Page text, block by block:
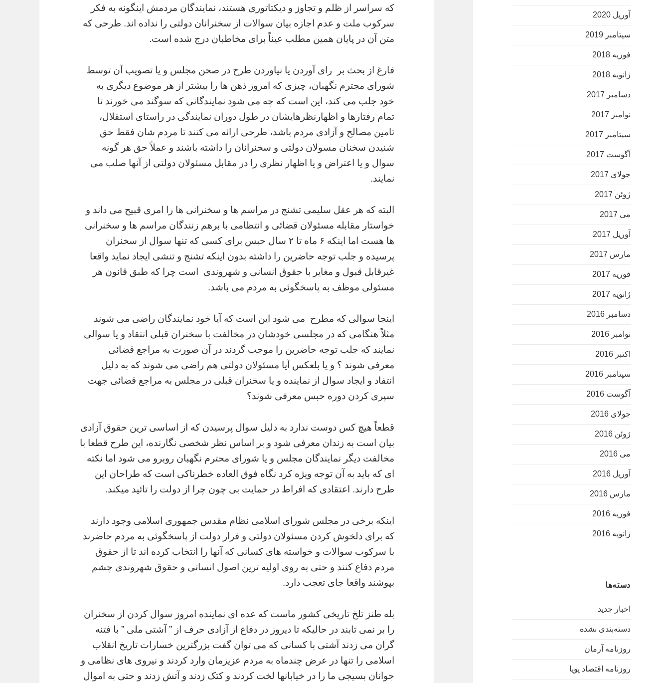
آوریل 2020
سپتامبر 2019
فوریه 2018
ژانویه 2018
دسامبر 2017
نوامبر 2017
سپتامبر 2017
آگوست 2017
جولای 2017
ژوئن 2017
می 2017
آوریل 2017
مارس 2017
فوریه 2017
ژانویه 2017
دسامبر 2016
نوامبر 2016
اکتبر 2016
سپتامبر 2016
آگوست 2016
جولای 2016
ژوئن 2016
می 2016
آوریل 2016
مارس 2016
فوریه 2016
ژانویه 2016
دسته‌ها
اخبار جدید
دسته‌بندی نشده
روزنامه آرمان
روزنامه اقتصاد پویا
که سراسر از ظلم و تجاوز و دیکتاتوری هستند، نمایندگان مردمش اینگونه به فکر
سرکوب ملت و عدم اجازه بیان سوالات از سخنرانان دولتی را نداده اند. طرحی که
متن آن در پایان همین مطلب عیناً برای مخاطبان درج شده است.
فارغ از بحث بر رای آوردن یا نیاوردن طرح در صحن مجلس و یا تصویب آن توسط
شورای مجترم نگهبان، چیزی که امروز ذهن ها را بیشتر از هر موضوع دیگری به
خود جلب می کند، این است که چه می شود نمایندگانی که سوگند می خورند تا
تمام رفتارها و اظهارنظرهایشان در طول دوران نمایندگی در راستای استقلال،
تامین مصالح و آزادی مردم باشد، طرحی ارائه می کنند تا مردم شان فقط حق
شنیدن سخنان مسولان دولتی و سخنرانان را داشته باشند و عملاً حق هر گونه
سوال و یا اعتراض و یا اظهار نظری را در مقابل مسئولان دولتی از آنها صلب می
نمایند.
البته که هر عقل سلیمی تشنج در مراسم ها و سخنرانی ها را امری قبیح می داند و
خواستار مقابله مسئولان قضائی و انتظامی با برهم زنندگان مراسم ها و سخنرانی
ها هست اما اینکه ۶ ماه تا ۲ سال حبس برای کسی که تنها سوال از سخنران
پرسیده و جلب توجه حاضرین را داشته بدون اینکه تشنج و تنشی ایجاد نماید واقعا
غیرقابل قبول و مغایر با حقوق انسانی و شهروندی است چرا که طبق قانون هر
مسئولی موظف به پاسخگوئی به مردم می باشد.
اینجا سوالی که مطرح می شود این است که آیا خود نمایندگان راضی می شوند
مثلاً هنگامی که در مجلسی خودشان در مخالفت با سخنران قبلی انتقاد و یا سوالی
نمایند که جلب توجه حاضرین را موجب گردند در آن صورت به مراجع قضائی
معرفی شوند ؟ و یا بلعکس آیا مسئولان دولتی هم راضی می شوند که به دلیل
انتفاد و ایجاد سوال از نماینده و یا سخنران قبلی در مجلس به مراجع قضائی جهت
سپری کردن دوره حبس معرفی شوند؟
قطعاً هیچ کس دوست ندارد به دلیل سوال پرسیدن که از اساسی ترین حقوق آزادی
بیان است به زندان معرفی شود و بر اساس نظر شخصی نگارنده، این طرح قطعا با
مخالفت دیگر نمایندگان مجلس و یا شورای محترم نگهبان روبرو می شود اما نکته
ای که باید به آن توجه ویژه کرد نگاه فوق العاده خطرناکی است که طراحان این
طرح دارند. اعتقادی که افراط در حمایت بی چون چرا از دولت را تائید میکند.
اینکه برخی در مجلس شورای اسلامی نظام مقدس جمهوری اسلامی وجود دارند
که برای دلخوش کردن مسئولان دولتی و فرار دولت از پاسخگوئی به مردم حاضرند
با سرکوب سوالات و خواسته های کسانی که آنها را انتخاب کرده اند تا از حقوق
مردم دفاع کنند و حتی به روی اولیه ترین اصول انسانی و حقوق شهروندی چشم
بپوشند واقعا جای تعجب دارد.
بله طنز تلخ تاریخی کشور ماست که عده ای نماینده امروز سوال کردن از سخنران
را بر نمی تابند در حالیکه تا دیروز در دفاع از آزادی حرف از ” آشتی ملی ” با فتنه
گران می زدند آشتی با کسانی که می توان گفت بزرگترین خسارات تاریخ انقلاب
اسلامی را تنها در عرض چندماه به مردم عزیزمان وارد کردند و نیروی های نظامی و
جوانان بسیجی ما را در خیابانها لخت کردند و کتک زدند و آتش زدند و حتی به اموال